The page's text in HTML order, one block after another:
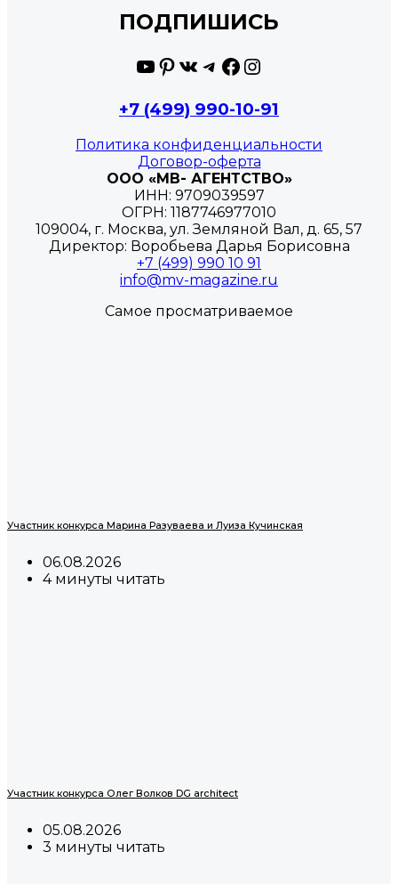
ПОДПИШИСЬ
YouTube
Pinterest
ВКонтакте
Telegram
Facebook
Instagram
+7 (499) 990-10-91
Политика конфиденциальности
Договор-оферта
ООО «МВ- АГЕНТСТВО»
ИНН: 9709039597
ОГРН: 1187746977010
109004, г. Москва, ул. Земляной Вал, д. 65, 57
Директор: Воробьева Дарья Борисовна
+7 (499) 990 10 91
info@mv-magazine.ru
Самое просматриваемое
Участник конкурса Марина Разуваева и Луиза Кучинская
06.08.2026
4 минуты читать
Участник конкурса Олег Волков DG architect
05.08.2026
3 минуты читать